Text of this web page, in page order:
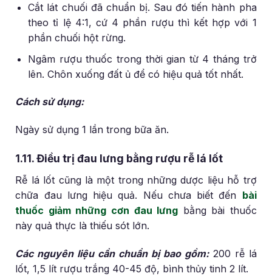
Cắt lát chuối đã chuẩn bị. Sau đó tiến hành pha
theo tỉ lệ 4:1, cứ 4 phần rượu thì kết hợp với 1
phần chuối hột rừng.
Ngâm rượu thuốc trong thời gian từ 4 tháng trở
lên. Chôn xuống đất ủ để có hiệu quả tốt nhất.
Cách sử dụng:
Ngày sử dụng 1 lần trong bữa ăn.
1.11. Điều trị đau lưng bằng rượu rễ lá lốt
Rễ lá lốt cũng là một trong những dược liệu hỗ trợ
chữa đau lưng hiệu quả. Nếu chưa biết đến bài
thuốc giảm những cơn đau lưng bằng bài thuốc
này quả thực là thiếu sót lớn.
Các nguyên liệu cần chuẩn bị bao gồm:200 rễ lá
lốt, 1,5 lít rượu trắng 40-45 độ, bình thủy tinh 2 lít.